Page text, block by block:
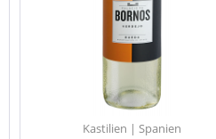
Kastilien | Spanien